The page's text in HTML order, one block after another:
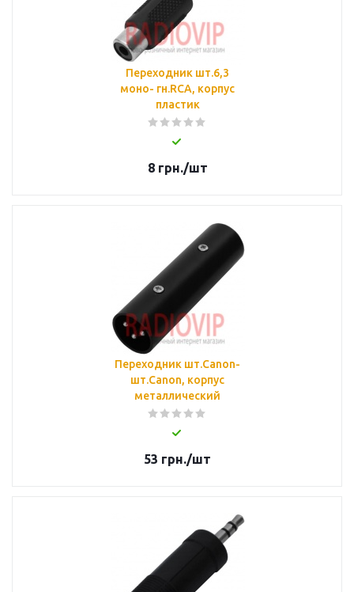
Переходник шт.6,3
монo- гн.RCA, корпус
пластик
8грн./шт
Переходник шт.Сanon-
шт.Сanon, корпус
металлический
53 грн./шт